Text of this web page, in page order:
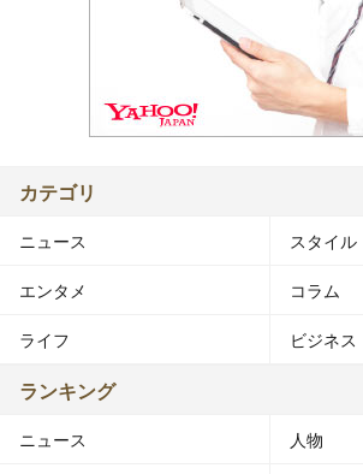
カテゴリ
ニュース スタイル
エンタメ コラム
ライフ ビジネス
ランキング
ニュース 人物